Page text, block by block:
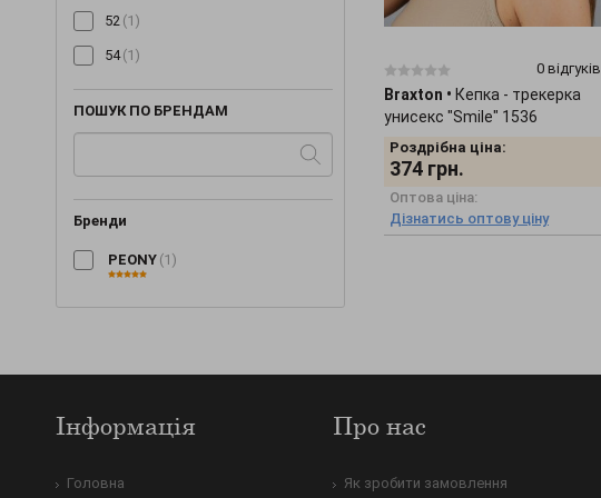
Халати
Хустинки та бандани
Шалі та шарфи(+55)
52 (1)
54 (1)
ПОШУК ПО БРЕНДАМ
Бренди
PEONY (1)
0 відгуків
Braxton • Кепка - трекерка
унисекс "Smile" 1536
Роздрібна ціна:
374 грн.
Оптова ціна:
Дізнатись оптову ціну
Інформація
Головна
Про нас
Як зробити замовлення